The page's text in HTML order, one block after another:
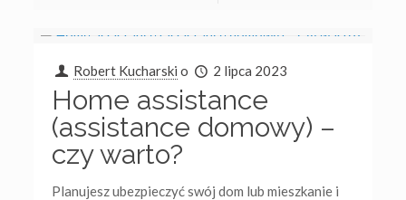
Robert Kucharski o 2 lipca 2023
Home assistance
(assistance domowy) –
czy warto?
Planujesz ubezpieczyć swój dom lub mieszkanie i